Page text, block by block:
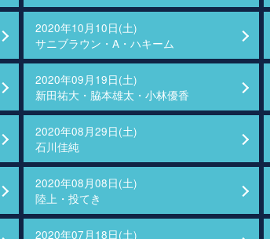
2020年10月10日(土)
サニブラウン・A・ハキーム
2020年09月19日(土)
新田祐大・脇本雄太・小林優香
2020年08月29日(土)
石川佳純
2020年08月08日(土)
陸上・投てき
2020年07月18日(土)